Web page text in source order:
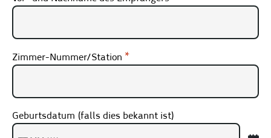
Zimmer-Nummer/Station
Geburtsdatum (falls dies bekannt ist)